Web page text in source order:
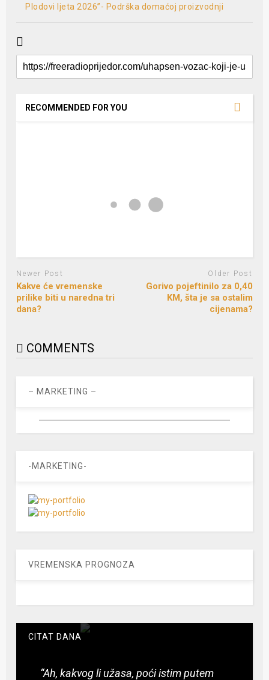
Plodovi ljeta 2026”- Podrška domaćoj proizvodnji
RECOMMENDED FOR YOU
Newer Post
Kakve će vremenske
prilike biti u naredna tri
dana?
Older Post
Gorivo pojeftinilo za 0,40
KM, šta je sa ostalim
cijenama?
COMMENTS
– MARKETING –
-MARKETING-
VREMENSKA PROGNOZA
CITAT DANA
“Ah, kakvog li užasa, poći istim putem